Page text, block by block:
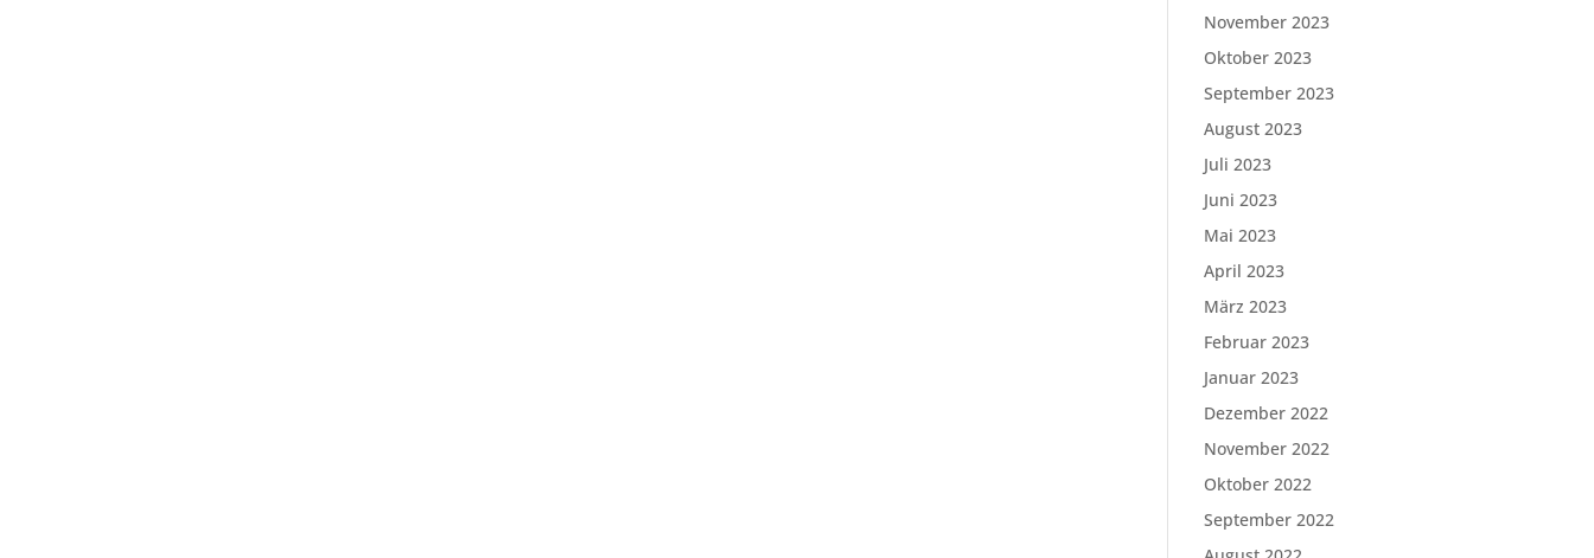
November 2023
Oktober 2023
September 2023
August 2023
Juli 2023
Juni 2023
Mai 2023
April 2023
März 2023
Februar 2023
Januar 2023
Dezember 2022
November 2022
Oktober 2022
September 2022